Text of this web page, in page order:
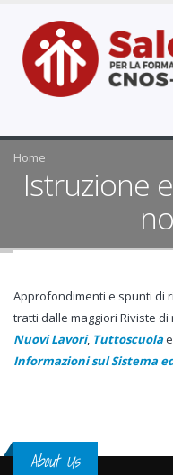
Home
Istruzione
Approfondimenti e spunti di
tratti dalle maggiori Riviste
Nuovi Lavori, Tuttoscuola
Informazioni sul Sistema
About Us